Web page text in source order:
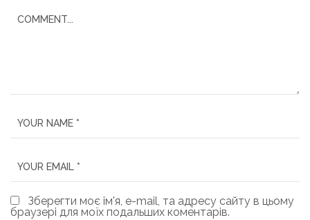
Зберегти моє ім'я, e-mail, та адресу сайту в цьому
браузері для моїх подальших коментарів.